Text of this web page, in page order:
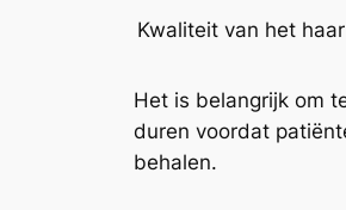
Kwaliteit van het haar
Het is belangrijk om
duren voordat
behalen.